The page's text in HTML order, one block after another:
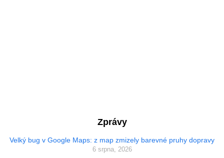
Zprávy
Velký bug v Google Maps: z map zmizely barevné pruhy dopravy
6 srpna, 2026